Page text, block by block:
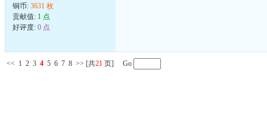
铜币: 3631 枚
贡献值: 1 点
好评度: 0 点
<< 1 2 3 4 5 6 7 8 >> [共21 页] Go